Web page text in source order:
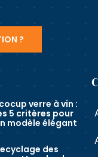
?
verre à vin :
5 critères pour
modèle élégant
des